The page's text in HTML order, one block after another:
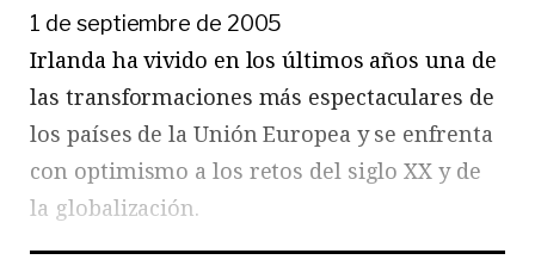
1 de septiembre de 2005
Irlanda ha vivido en los últimos años una de
las transformaciones más espectaculares de
los países de la Unión Europea y se enfrenta
con optimismo a los retos del siglo XX y de
la globalización.